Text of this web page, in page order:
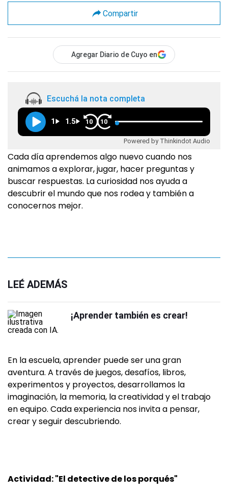
Compartir
Agregar Diario de Cuyo en
Escuchá la nota completa
1 1.5 10 10
Powered by Thinkindot Audio
Cada día aprendemos algo nuevo cuando nos
animamos a explorar, jugar, hacer preguntas y
buscar respuestas. La curiosidad nos ayuda a
descubrir el mundo que nos rodea y también a
conocernos mejor.
LEÉ ADEMÁS
¡Aprender también es crear!
En la escuela, aprender puede ser una gran
aventura. A través de juegos, desafíos, libros,
experimentos y proyectos, desarrollamos la
imaginación, la memoria, la creatividad y el trabajo
en equipo. Cada experiencia nos invita a pensar,
crear y seguir descubriendo.
Actividad: "El detective de los porqués"